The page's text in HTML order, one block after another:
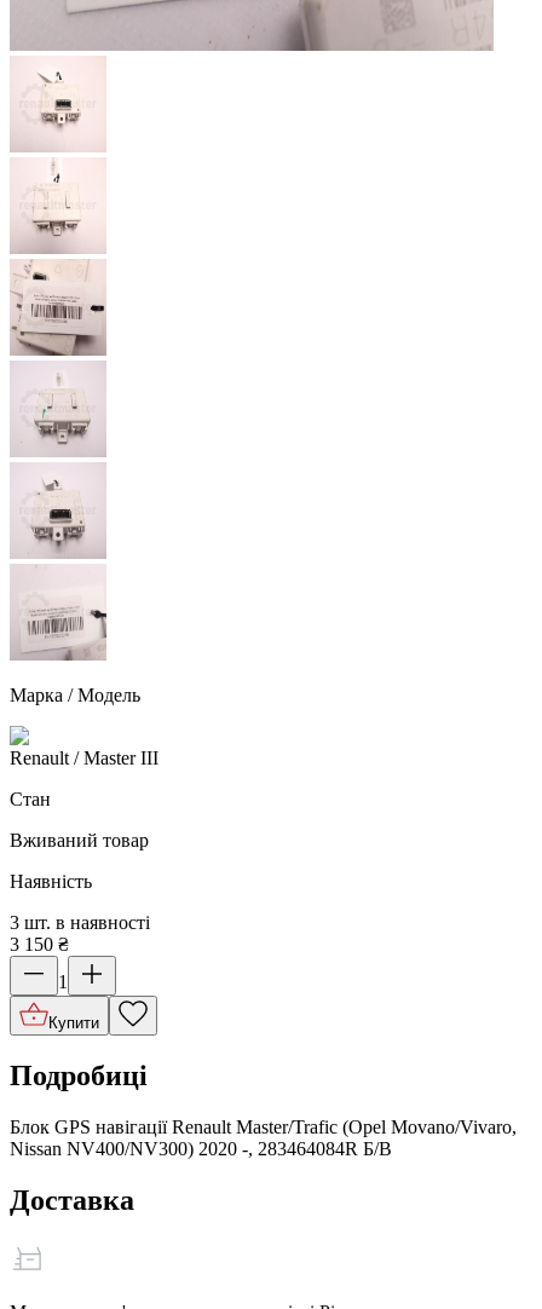
Марка / Модель
Renault / Master III
Стан
Вживаний товар
Наявність
3 шт. в наявності
3 150 ₴
1
Купити
Подробиці
Блок GPS навігації Renault Master/Trafic (Opel Movano/Vivaro,
Nissan NV400/NV300) 2020 -, 283464084R Б/В
Доставка